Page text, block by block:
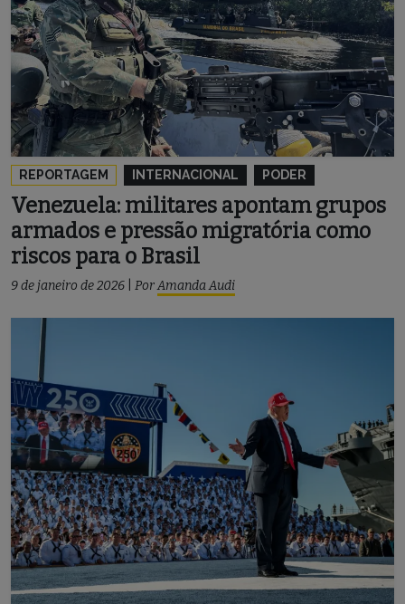
REPORTAGEM INTERNACIONAL PODER
Venezuela: militares apontam grupos
armados e pressão migratória como
riscos para o Brasil
9 de janeiro de 2026 PorAmanda Audi